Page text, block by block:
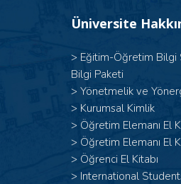
Üniversite
> Eğitim-Öğretim Bilgi
Bilgi Paketi
> Yönetmelik ve
> Kurumsal Kimlik
> Öğretim Elemanı El
> Öğretim Elemanı El
> Öğrenci El Kitabı
> International